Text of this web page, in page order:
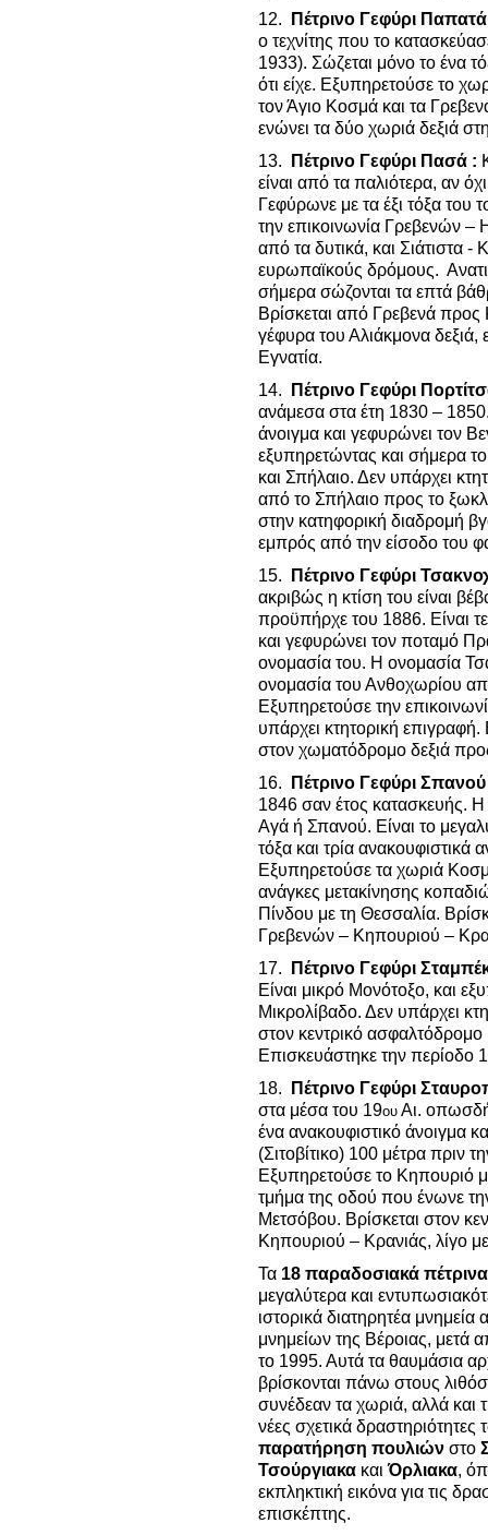
12.
Πέτρινο Γεφύρι
ο τεχνίτης που το
1933). Σώζεται μόνο το ένα
ότι είχε. Εξυπηρετούσε το
τον Άγιο Κοσμά και τα
ενώνει τα δύο χωριά δεξιά
13.
Πέτρινο Γεφύρι Πασά :
είναι από τα παλιότερα, αν
Γεφύρωνε με τα έξι τόξα του
την επικοινωνία Γρεβενών –
από τα δυτικά, και Σιάτιστα
ευρωπαϊκούς δρόμους.
σήμερα σώζονται τα επτά
Βρίσκεται από Γρεβενά προς
γέφυρα του Αλιάκμονα δεξιά,
Εγνατία.
14.
Πέτρινο Γεφύρι
ανάμεσα στα έτη 1830 – 1850.
άνοιγμα και γεφυρώνει τον
εξυπηρετώντας και σήμερα
και Σπήλαιο. Δεν υπάρχει
από το Σπήλαιο προς το
στην κατηφορική διαδρομή
εμπρός από την είσοδο του
15.
Πέτρινο Γεφύρι
ακριβώς η κτίση του είναι
προϋπήρχε του 1886. Είναι
και γεφυρώνει τον ποταμό
ονομασία του. Η ονομασία
ονομασία του Ανθοχωρίου
Εξυπηρετούσε την
υπάρχει κτητορική
στον χωματόδρομο δεξιά
16.
Πέτρινο Γεφύρι
1846 σαν έτος κατασκευής.
Αγά ή Σπανού. Είναι το
τόξα και τρία
Εξυπηρετούσε τα χωριά
ανάγκες μετακίνησης
Πίνδου με τη Θεσσαλία.
Γρεβενών – Κηπουριού –
17.
Πέτρινο Γεφύρι
Είναι μικρό Μονότοξο, και
Μικρολίβαδο. Δεν υπάρχει
στον κεντρικό
Επισκευάστηκε την περίοδο
18.
Πέτρινο Γεφύρι
στα μέσα του 19ου Αι.
ένα ανακουφιστικό άνοιγμα
(Σιτοβίτικο) 100 μέτρα πριν
Εξυπηρετούσε το Κηπουριό
τμήμα της οδού που ένωνε
Μετσόβου. Βρίσκεται στον
Κηπουριού – Κρανιάς, λίγο
Τα 18 παραδοσιακά
μεγαλύτερα και
ιστορικά διατηρητέα μνημεία
μνημείων της Βέροιας, μετά
το 1995. Αυτά τα θαυμάσια
βρίσκονται πάνω στους
συνέδεαν τα χωριά, αλλά και
νέες σχετικά
παρατήρηση πουλιών στο
Τσούργιακα καιΌρλιακα,
εκπληκτική εικόνα για τις
επισκέπτης.